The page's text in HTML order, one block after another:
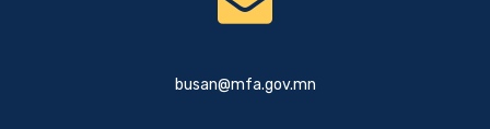
busan@mfa.gov.mn